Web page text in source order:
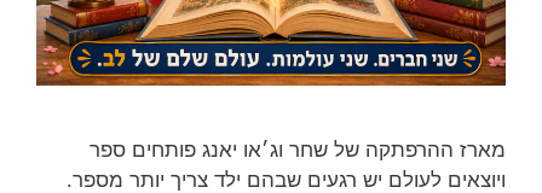
מארז ההרפתקה של שחר וג׳או יאנג פותחים ספר
ויוצאים לעולם יש רגעים שבהם ילד צריך יותר מספר.